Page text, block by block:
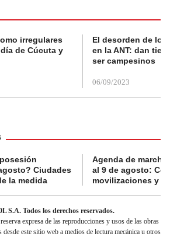
irregulares
de Cúcuta y
El desorden de
en la ANT: dan
ser campesinos
06/09/2023
Ciudades
la medida
Agenda de
al 9 de agosto:
movilizaciones y
S.A. Todos los derechos reservados.
expresa de las reproducciones y usos de las obras
desde este sitio web a medios de lectura mecánica u otros